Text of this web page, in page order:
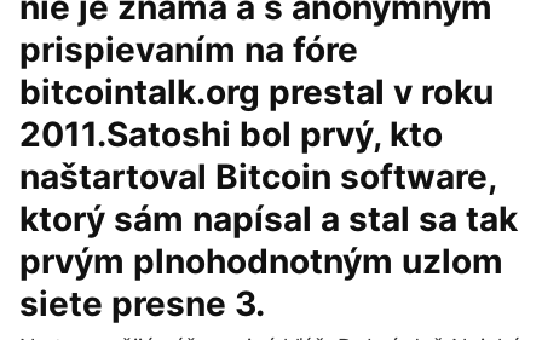
prispievaním na fóre
bitcointalk.org prestal v roku
2011.Satoshi bol prvý, kto
naštartoval Bitcoin software,
ktorý sám napísal a stal sa tak
prvým plnohodnotným uzlom
siete presne 3.